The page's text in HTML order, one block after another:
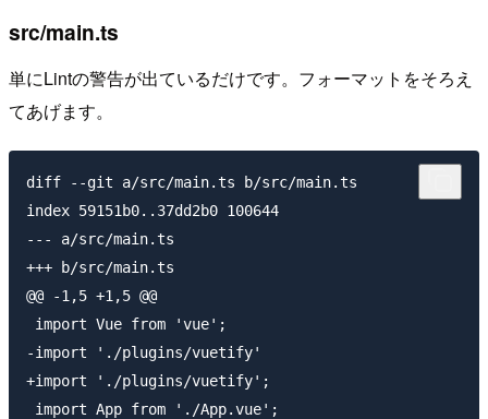
src/main.ts
単にLintの警告が出ているだけです。フォーマットをそろえ
てあげます。
diff --git a/src/main.ts b/src/main.ts
index 59151b0..37dd2b0 100644
--- a/src/main.ts
+++ b/src/main.ts
@@ -1,5 +1,5 @@
import Vue from 'vue';
-import './plugins/vuetify'
+import './plugins/vuetify';
import App from './App.vue';